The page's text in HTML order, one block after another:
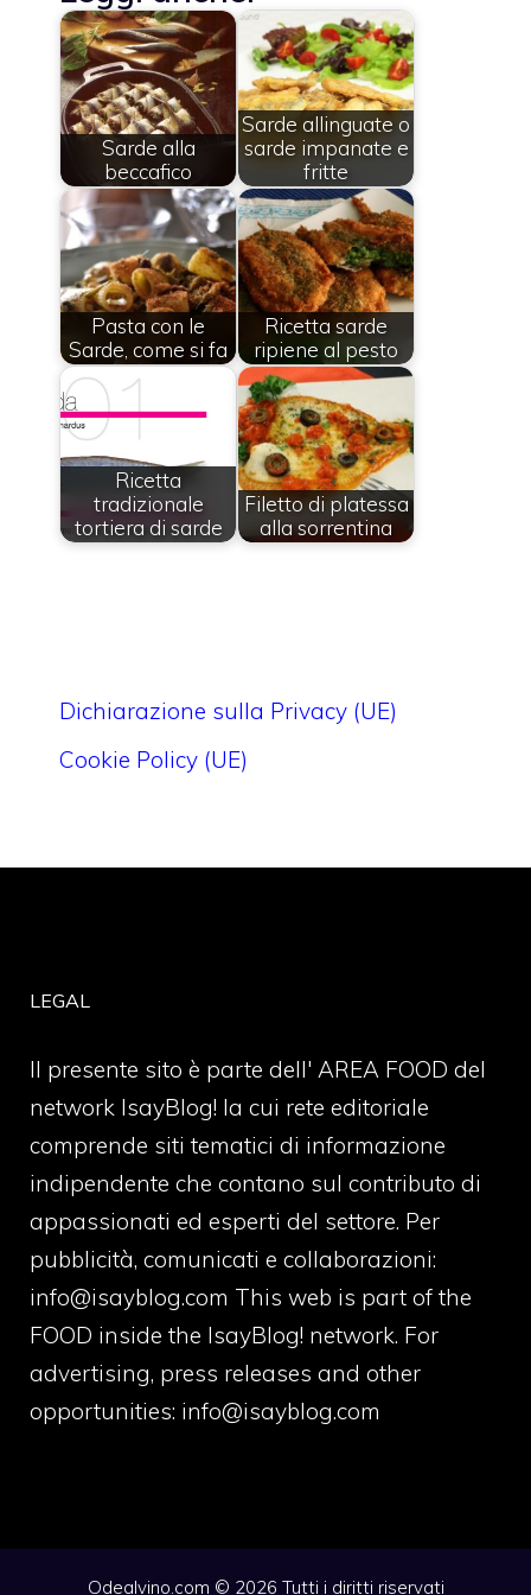
Sarde alla
beccafico
Sarde allinguate o
sarde impanate e
fritte
Pasta con le
Sarde, come si fa
Ricetta sarde
ripiene al pesto
Ricetta
tradizionale
tortiera di sarde
Filetto di platessa
alla sorrentina
Dichiarazione sulla Privacy (UE)
Cookie Policy (UE)
LEGAL
Il presente sito è parte dell' AREA FOOD del
network IsayBlog! la cui rete editoriale
comprende siti tematici di informazione
indipendente che contano sul contributo di
appassionati ed esperti del settore. Per
pubblicità, comunicati e collaborazioni:
info@isayblog.com This web is part of the
FOOD inside the IsayBlog! network. For
advertising, press releases and other
opportunities: info@isayblog.com
Odealvino.com © 2026 Tutti i diritti riservati